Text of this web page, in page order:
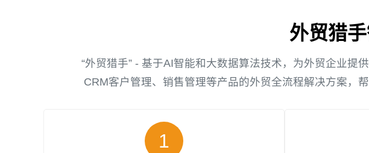
外贸猎
“外贸猎手” - 基于AI智能和大数据算法技术，为外贸企业提
CRM客户管理、销售管理等产品的外贸全流程解决方案，
1